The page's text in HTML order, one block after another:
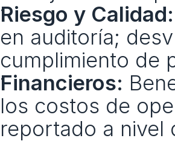
Riesgo y Calidad:
en auditoría;
cumplimiento de
Financieros:
los costos de
reportado a nivel